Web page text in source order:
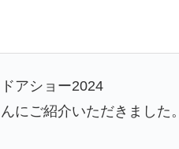
アショー2024
にご紹介いただきました。